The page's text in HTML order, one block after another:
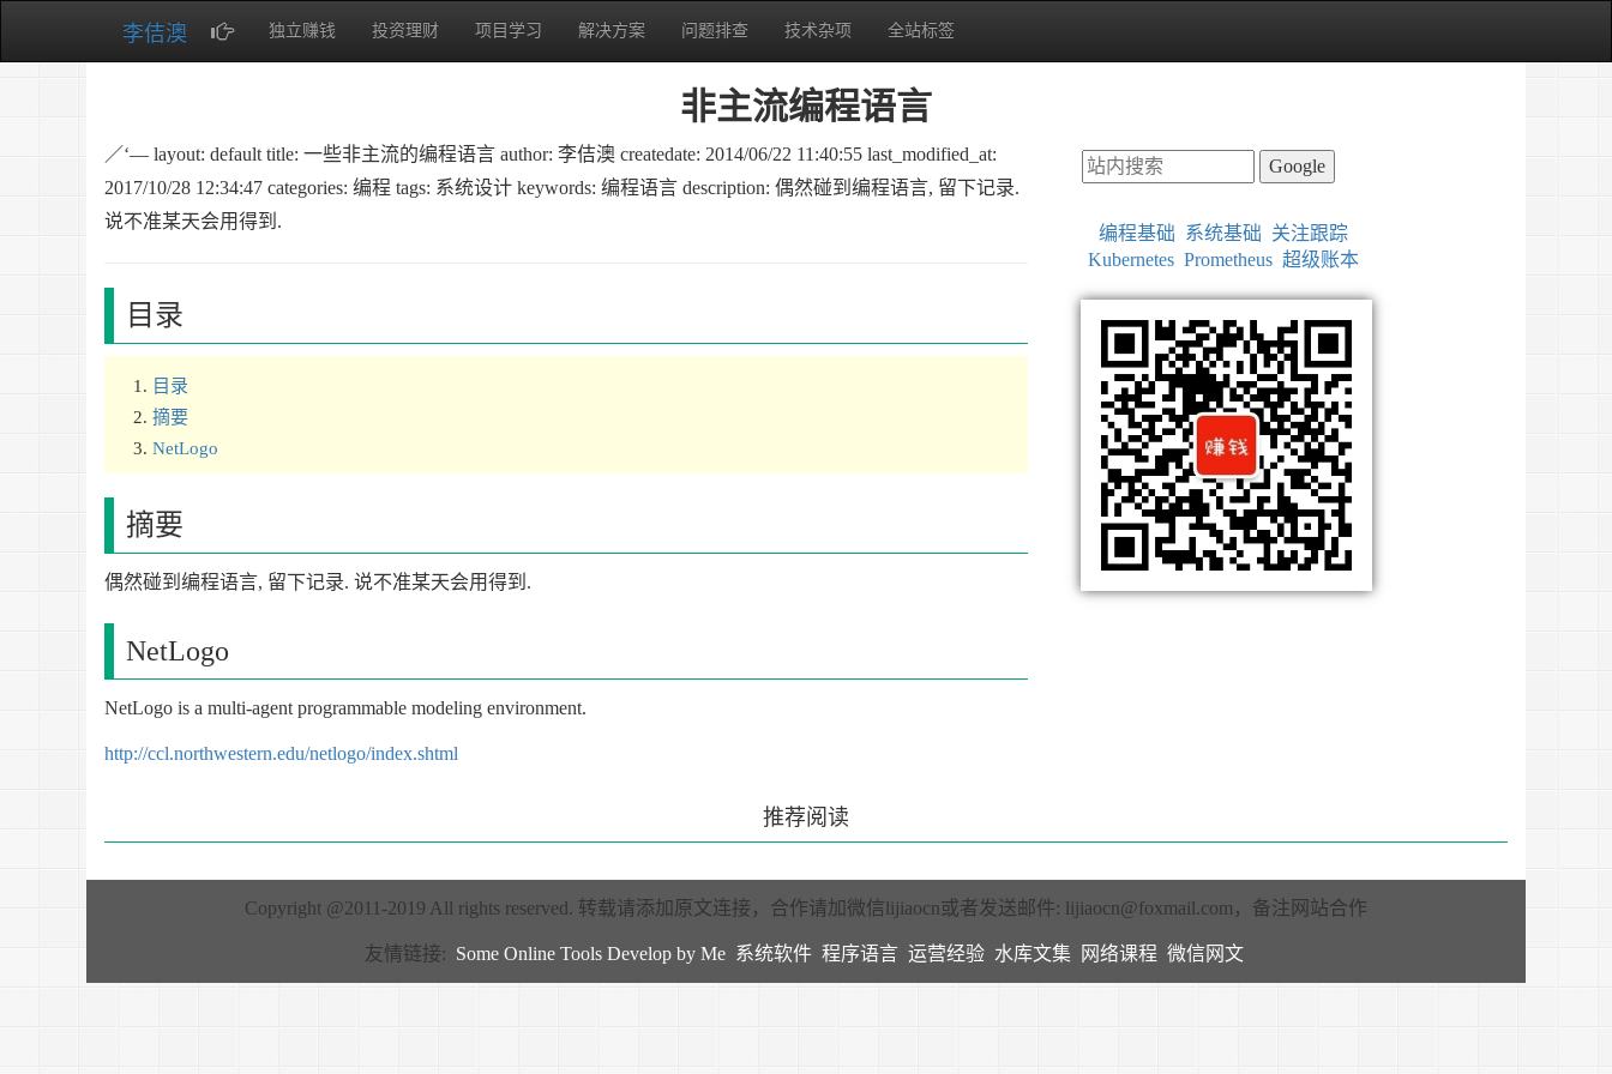
李佶澳 独立赚钱 投资理财 项目学习 解决方案 问题排查 技术杂项 全站标签
非主流编程语言
／‘— layout: default title: 一些非主流的编程语言 author: 李佶澳 createdate: 2014/06/22 11:40:55 last_modified_at:
2017/10/28 12:34:47 categories: 编程 tags: 系统设计 keywords: 编程语言 description: 偶然碰到编程语言, 留下记录.
说不准某天会用得到.
目录
目录
摘要
NetLogo
摘要
偶然碰到编程语言, 留下记录. 说不准某天会用得到.
NetLogo
NetLogo is a multi-agent programmable modeling environment.
http://ccl.northwestern.edu/netlogo/index.shtml
Google
编程基础 系统基础 关注跟踪
Kubernetes Prometheus 超级账本
推荐阅读
Copyright @2011-2019 All rights reserved. 转载请添加原文连接，合作请加微信lijiaocn或者发送邮件: lijiaocn@foxmail.com ，备注网站合作
友情链接: Some Online Tools Develop by Me 系统软件 程序语言 运营经验 水库文集 网络课程 微信网文